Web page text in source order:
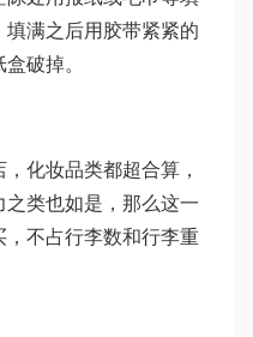
满之后用胶带紧紧的
破掉。
化妆品类都超合算，
类也如是，那么这一
不占行李数和行李重